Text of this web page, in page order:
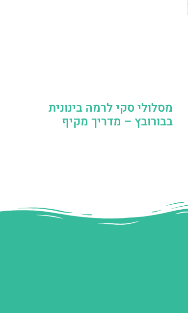
מסלולי סקי לרמה בינונית
בבורובץ – מדריך מקיף